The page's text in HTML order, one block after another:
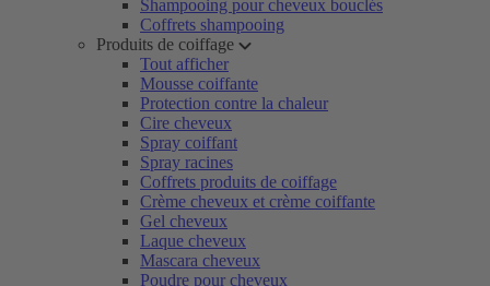
Shampooing pour cheveux bouclés
Coffrets shampooing
Produits de coiffage
Tout afficher
Mousse coiffante
Protection contre la chaleur
Cire cheveux
Spray coiffant
Spray racines
Coffrets produits de coiffage
Crème cheveux et crème coiffante
Gel cheveux
Laque cheveux
Mascara cheveux
Poudre pour cheveux